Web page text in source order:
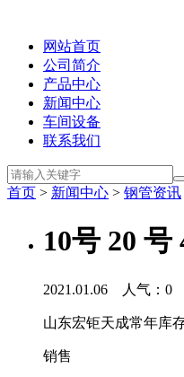
网站首页
公司简介
产品中心
新闻中心
车间设备
联系我们
首页 > 新闻中心 > 钢管资讯
10号 20
2021.01.06 人气： 0
山东宏钜天成常年库
销售